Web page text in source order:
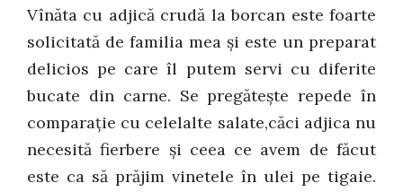
Vînăta cu adjică crudă la borcan este foarte
solicitată de familia mea şi este un preparat
delicios pe care îl putem servi cu diferite
bucate din carne. Se pregăteşte repede în
comparaţie cu celelalte salate,căci adjica nu
necesită fierbere şi ceea ce avem de făcut
este ca să prăjim vinetele în ulei pe tigaie.